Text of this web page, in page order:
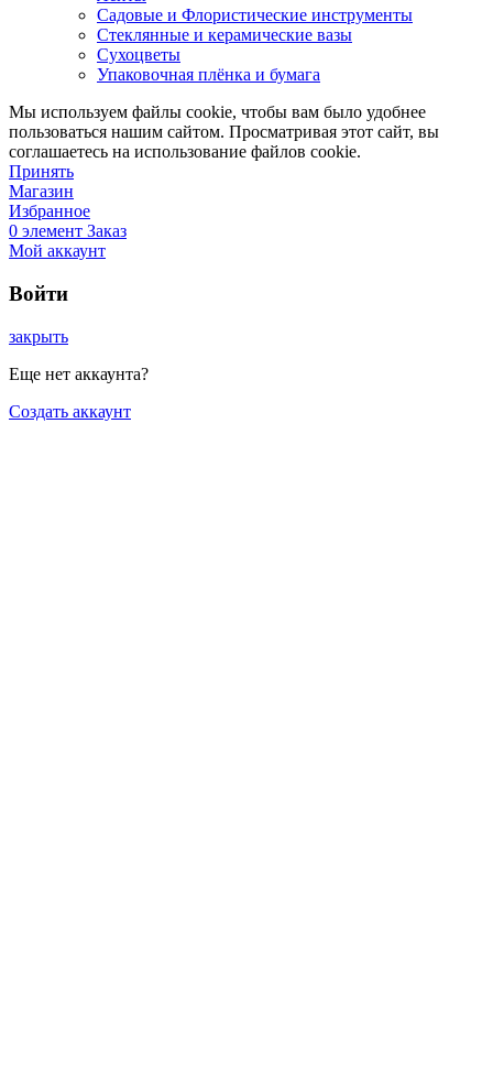
Садовые и Флористические инструменты
Стеклянные и керамические вазы
Сухоцветы
Упаковочная плёнка и бумага
Мы используем файлы cookie, чтобы вам было удобнее
пользоваться нашим сайтом. Просматривая этот сайт, вы
соглашаетесь на использование файлов cookie.
Принять
Магазин
Избранное
0 элемент Заказ
Мой аккаунт
Войти
закрыть
Еще нет аккаунта?
Создать аккаунт